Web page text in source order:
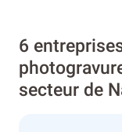
6
secteur de